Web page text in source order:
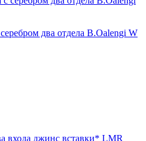
два отдела B.Oalengi W